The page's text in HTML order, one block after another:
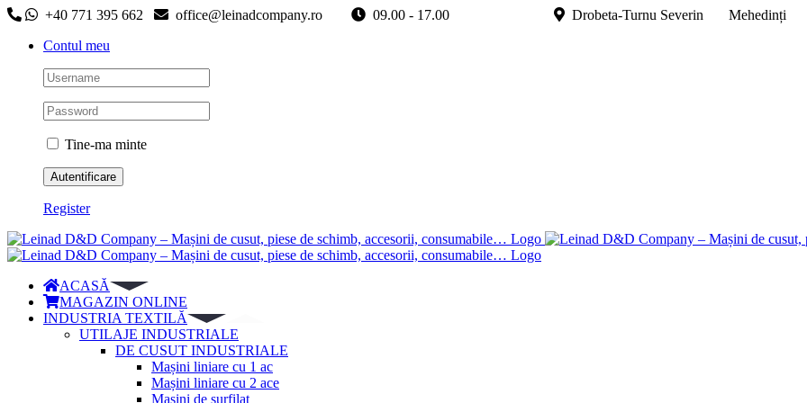
Skip
content
+40 771 395 662 office@leinadcompany.ro 09.00 - 17.00
Drobeta-Turnu Severin Mehedinți
Contul meu
Tine-ma minte
Register
ACASĂ
MAGAZIN ONLINE
INDUSTRIA TEXTILĂ
UTILAJE INDUSTRIALE
DE CUSUT INDUSTRIALE
Mașini liniare cu 1 ac
Mașini liniare cu 2 ace
Mașini de surfilat